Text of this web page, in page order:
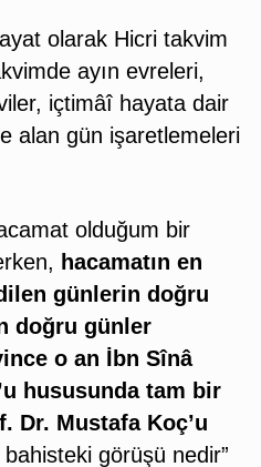
olarak Hicri takvim
ayın evreleri,
içtimâî hayata dair
alan gün işaretlemeleri
olduğum bir
hacamatın en
günlerin doğru
doğru günler
o an İbn Sînâ
hususunda tam bir
Dr. Mustafa Koç’u
görüşü nedir”